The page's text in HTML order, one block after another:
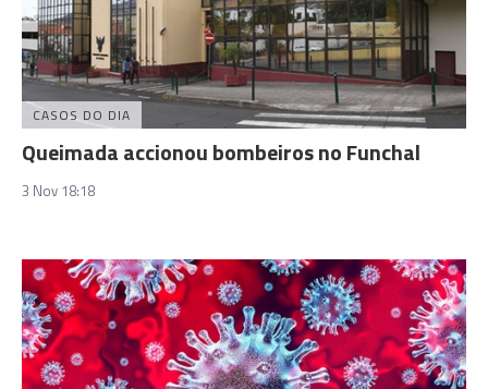
CASOS DO DIA
Queimada accionou bombeiros no Funchal
3 Nov 18:18